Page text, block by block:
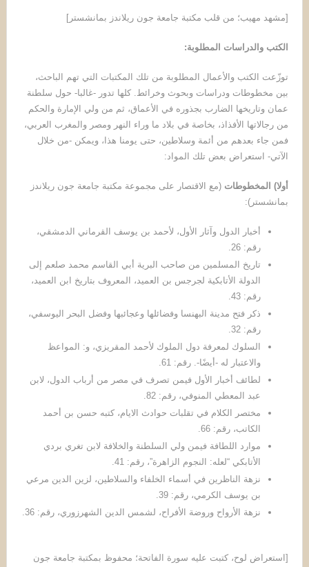
[مشهد مهيب؛ من قلب مكتبة جامعة جون ريلاندز بمانشستر]
الكتب والدراسات المطلوبة:
توزّعت الكتب والأعمال المطلوبة من تلك المكتبات التي تهم الباحث،
بين مخطوطات ودراسات وبحوث وخرائط. كلها تدور -غالبا- حول سلطنة
عمان وتاريخها الضارب بجذوره في الأعماق، ثم من ولي الإمارة والحكم
من رجالاتها الأفذاذ، بخاصة في بلاد ما وراء النهر ومصر والمغرب العربي،
فمن جاء بعدهم من أئمة وسلاطين، حتى يومنا هذا، ويمكن -من خلال
الآتي- استعراض بعض تلك المواد:
أولا)المخطوطات (مع الاقتصار على مجموعة مكتبة جامعة جون ريلاندز
بمانشستر):
أخبار الدول وآثار الأول، لأحمد بن يوسف القرماني الدمشقي،
رقم: 26.
تاريخ المسلمين من صاحب البرية أبي القاسم محمد صلعم إلى
الدولة الأتابكية لجرجس بن العميد، المعروف بتاريخ ابن العميد،
رقم: 43.
ذكر فتح مدينة البهنسا وفضائلها وعجائبها وفضل البحر اليوسفي،
رقم: 32.
السلوك لمعرفة دول الملوك لأحمد المقريزي، و: المواعظ
والاعتبار له -أيضًا-. رقم: 61.
لطائف أخبار الأول فيمن تصرف في مصر من أرباب الدول، لابن
عبد المعطي المنوفي، رقم: 82.
مختصر الكلام في تقلبات حوادث الايام، كتبه حسن بن أحمد
الكاتب، رقم: 66.
موارد اللطافة فيمن ولي السلطنة والخلافة لابن تغري بردي
الأتابكي “لعله: النجوم الزاهرة”، رقم: 41.
نزهة الناظرين في أسماء الخلفاء والسلاطين، لزين الدين مرعي
بن يوسف الكرمي، رقم: 39.
نزهة الأرواح وروضة الأفراح، لشمس الدين الشهرزوري، رقم: 36.
[استعراض لوح، كتبت عليه سورة الفاتحة؛ محفوظ بمكتبة جامعة جون